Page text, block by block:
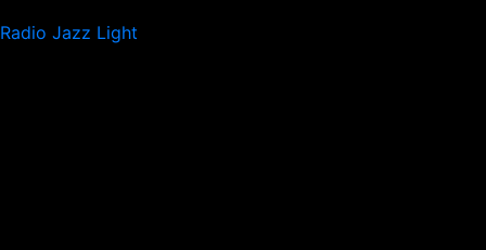
Radio Jazz Light